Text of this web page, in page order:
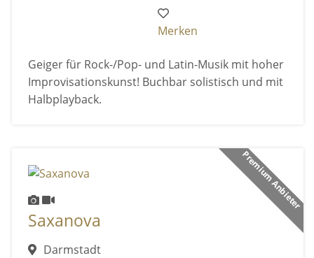
Merken
Geiger für Rock-/Pop- und Latin-Musik mit hoher
Improvisationskunst! Buchbar solistisch und mit
Halbplayback.
Premium Anbieter
Saxanova
Darmstadt